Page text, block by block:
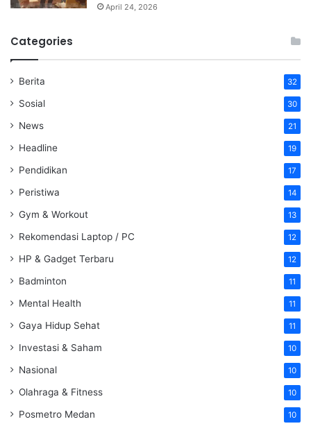
April 24, 2026
Categories
Berita 32
Sosial 30
News 21
Headline 19
Pendidikan 17
Peristiwa 14
Gym & Workout 13
Rekomendasi Laptop / PC 12
HP & Gadget Terbaru 12
Badminton 11
Mental Health 11
Gaya Hidup Sehat 11
Investasi & Saham 10
Nasional 10
Olahraga & Fitness 10
Posmetro Medan 10